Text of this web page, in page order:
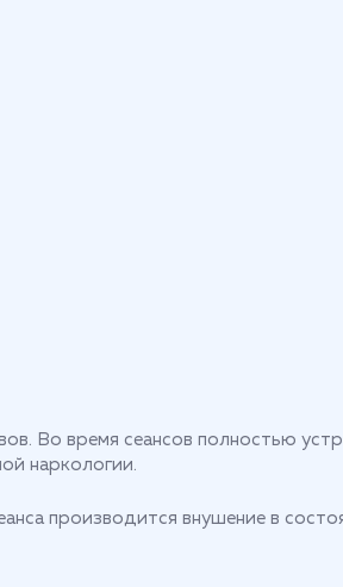
Во время сеансов полностью
наркологии.
производится внушение в